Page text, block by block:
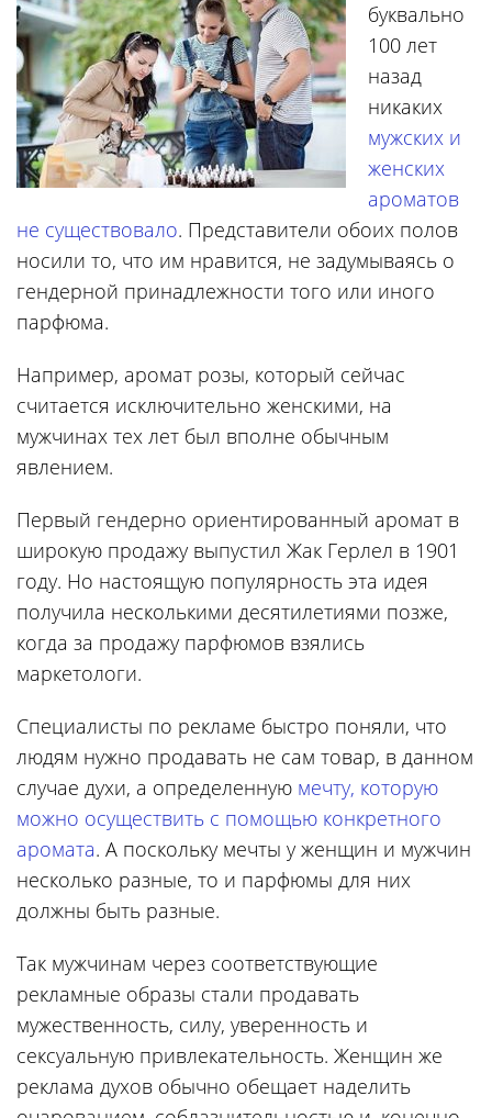
буквально
100 лет
назад
никаких
мужских и
женских
ароматов
не существовало. Представители обоих полов
носили то, что им нравится, не задумываясь о
гендерной принадлежности того или иного
парфюма.
Например, аромат розы, который сейчас
считается исключительно женскими, на
мужчинах тех лет был вполне обычным
явлением.
Первый гендерно ориентированный аромат в
широкую продажу выпустил Жак Герлел в 1901
году. Но настоящую популярность эта идея
получила несколькими десятилетиями позже,
когда за продажу парфюмов взялись
маркетологи.
Специалисты по рекламе быстро поняли, что
людям нужно продавать не сам товар, в данном
случае духи, а определенную мечту, которую
можно осуществить с помощью конкретного
аромата. А поскольку мечты у женщин и мужчин
несколько разные, то и парфюмы для них
должны быть разные.
Так мужчинам через соответствующие
рекламные образы стали продавать
мужественность, силу, уверенность и
сексуальную привлекательность. Женщин же
реклама духов обычно обещает наделить